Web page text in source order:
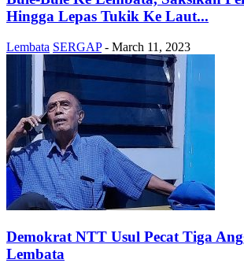
Hingga Lepas Tukik Ke Laut...
Lembata SERGAP - March 11, 2023
Demokrat NTT Usul Pecat Tiga
Lembata